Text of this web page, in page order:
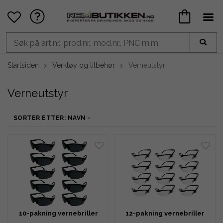
Startsiden Verktøy og tilbehør Verneutstyr
Verneutstyr
SORTER ETTER: NAVN
10-pakning vernebriller 12-pakning vernebriller